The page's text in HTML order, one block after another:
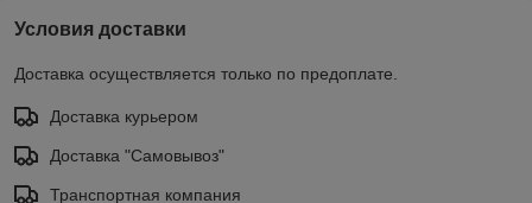
Условия доставки
Доставка осуществляется только по предоплате.
Доставка курьером
Доставка "Самовывоз"
Транспортная компания